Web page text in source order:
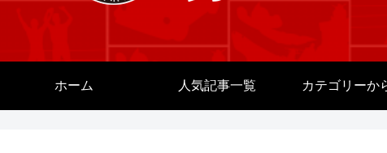
ホーム 人気記事一覧 カテゴリーか